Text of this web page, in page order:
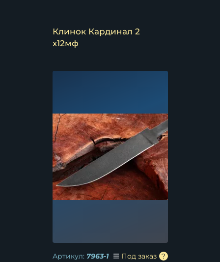
Клинок Кардинал 2
х12мф
Артикул: 7963-1
Под заказ